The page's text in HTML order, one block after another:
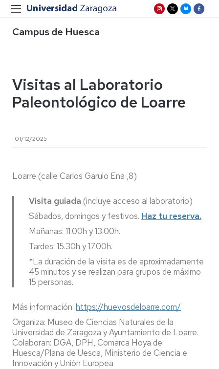
Campus de Huesca
Visitas al Laboratorio
Paleontológico de Loarre
01/12/2025
Loarre (calle Carlos Garulo Ena ,8)
Visita guiada (incluye acceso al laboratorio)
Sábados, domingos y festivos. Haz tu reserva.
Mañanas: 11.00h y 13.00h.
Tardes: 15.30h y 17.00h.
*La duración de la visita es de aproximadamente
45 minutos y se realizan para grupos de máximo
15 personas.
Más información: https://huevosdeloarre.com/
Organiza: Museo de Ciencias Naturales de la
Universidad de Zaragoza y Ayuntamiento de Loarre.
Colaboran: DGA, DPH, Comarca Hoya de
Huesca/Plana de Uesca, Ministerio de Ciencia e
Innovación y Unión Europea